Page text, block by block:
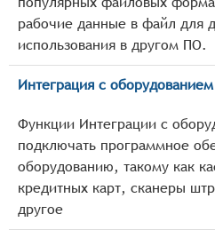
рабочие данные в файл для
использования в другом ПО.
Интеграция с оборудованием
Функции Интеграции с
подключать программное
оборудованию, такому как
кредитных карт, сканеры
другое